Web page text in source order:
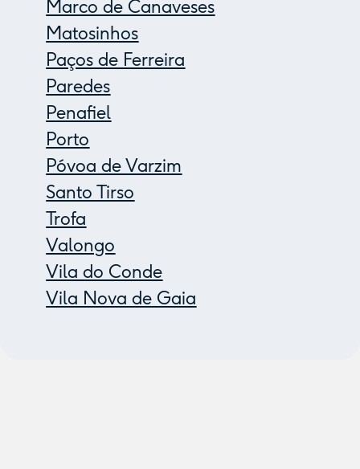
Marco de Canaveses
Matosinhos
Paços de Ferreira
Paredes
Penafiel
Porto
Póvoa de Varzim
Santo Tirso
Trofa
Valongo
Vila do Conde
Vila Nova de Gaia